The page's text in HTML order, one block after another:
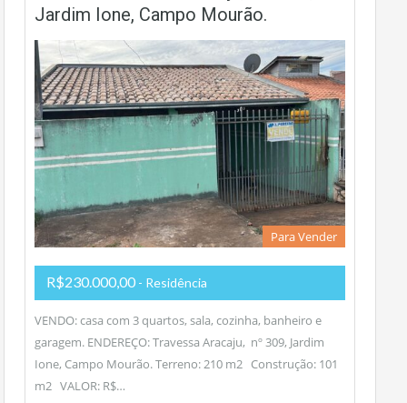
Jardim Ione, Campo Mourão.
Para Vender
R$230.000,00 - Residência
VENDO: casa com 3 quartos, sala, cozinha, banheiro e
garagem. ENDEREÇO: Travessa Aracaju, nº 309, Jardim
Ione, Campo Mourão. Terreno: 210 m2 Construção: 101
m2 VALOR: R$…